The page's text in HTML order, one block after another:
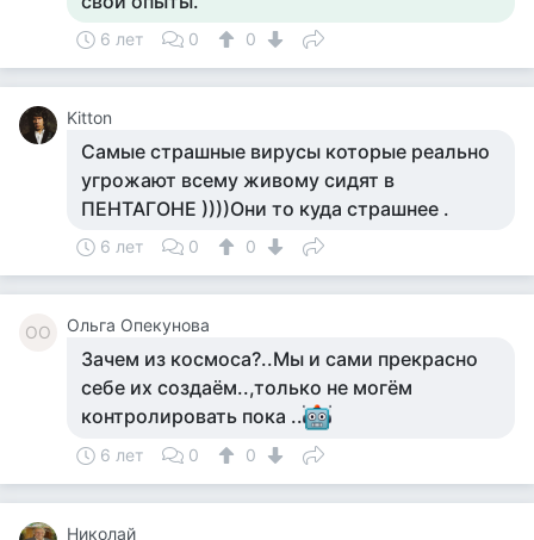
6 лет 0 0
Kitton
Самые страшные вирусы которые реально
угрожают всему живому сидят в
ПЕНТАГОНЕ ))))Они то куда страшнее .
6 лет 0 0
ОО Ольга Опекунова
Зачем из космоса?..Мы и сами прекрасно
себе их создаём..,только не могём
контролировать пока ..
6 лет 0 0
Николай